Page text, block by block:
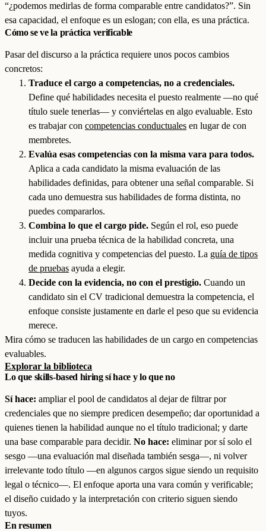
“¿podemos medirlas de forma comparable entre candidatos?”. Sin
esa capacidad, el enfoque es un eslogan; con ella, es una práctica.
Cómo se ve la práctica verificable
Pasar del discurso a la práctica requiere unos pocos cambios
concretos:
Traduce el cargo a competencias, no a credenciales.
Define qué habilidades necesita el puesto realmente —no qué
título suele tenerlas— y conviértelas en algo evaluable. Esto
es trabajar con competencias conductuales en lugar de con
membretes.
Evalúa esas competencias con la misma vara para todos.
Aplica a cada candidato la misma evaluación de las
habilidades definidas, para obtener una señal comparable. Si
cada uno demuestra sus habilidades de forma distinta, no
puedes compararlos.
Combina lo que el cargo pide. Según el rol, eso puede
incluir una prueba técnica de la habilidad concreta, una
medida cognitiva y competencias del puesto. La guía de tipos
de pruebas ayuda a elegir.
Decide con la evidencia, no con el prestigio. Cuando un
candidato sin el CV tradicional demuestra la competencia, el
enfoque consiste justamente en darle el peso que su evidencia
merece.
Mira cómo se traducen las habilidades de un cargo en competencias
evaluables.
Explorar la biblioteca
Lo que skills-based hiring sí hace y lo que no
Sí hace: ampliar el pool de candidatos al dejar de filtrar por
credenciales que no siempre predicen desempeño; dar oportunidad a
quienes tienen la habilidad aunque no el título tradicional; y darte
una base comparable para decidir. No hace: eliminar por sí solo el
sesgo —una evaluación mal diseñada también sesga—, ni volver
irrelevante todo título —en algunos cargos sigue siendo un requisito
legal o técnico—. El enfoque aporta una vara común y verificable;
el diseño cuidado y la interpretación con criterio siguen siendo
tuyos.
En resumen